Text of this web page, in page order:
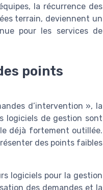
la récurrence des
terrain, deviennent un
pour les services de
points
d’intervention », la
logiciels de gestion sont
déjà fortement outillée.
des points faibles
logiciels pour la gestion
des demandes et la